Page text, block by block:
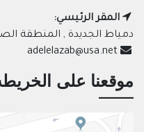
المقر الرئيسي:
دمياط الجديدة , المنطقة
موقعنا على